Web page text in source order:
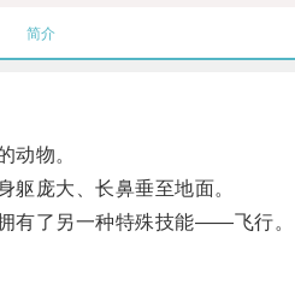
简介
物。
庞大、长鼻垂至地面。
了另一种特殊技能——飞行。